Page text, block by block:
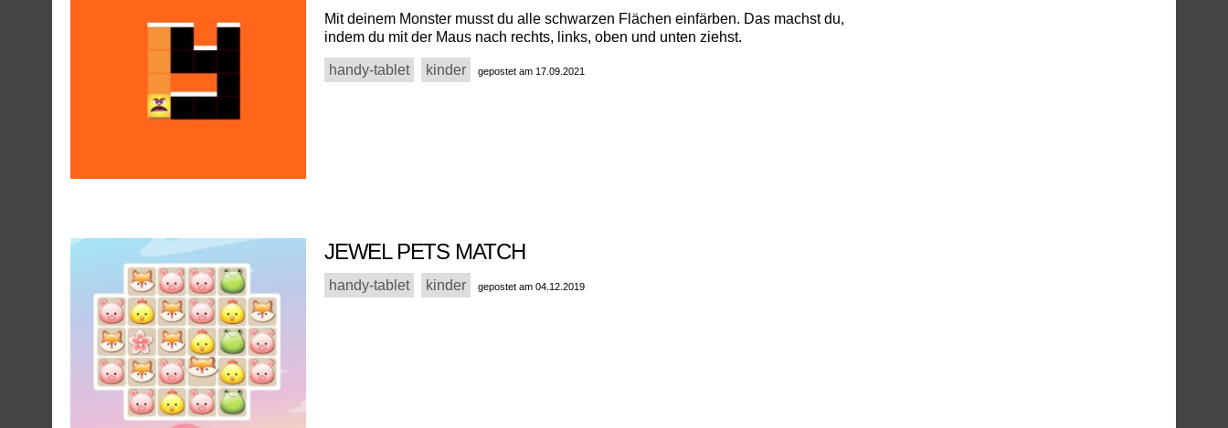
Mit deinem Monster musst du alle schwarzen Flächen einfärben. Das machst du,
indem du mit der Maus nach rechts, links, oben und unten ziehst.
handy-tablet kinder gepostet am 17.09.2021
JEWEL PETS MATCH
handy-tablet kinder gepostet am 04.12.2019